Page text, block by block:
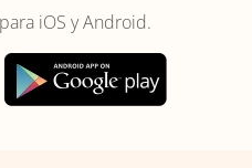
iOS y Android.